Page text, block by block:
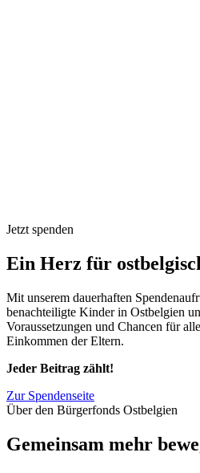
Jetzt spenden
Ein Herz für
Mit unserem dauerhaften
benachteiligte Kinder in Ostbelgien
Voraussetzungen und Chancen für
Einkommen der Eltern.
Jeder Beitrag zählt!
Zur Spendenseite
Über den Bürgerfonds Ostbelgien
Gemeinsam mehr